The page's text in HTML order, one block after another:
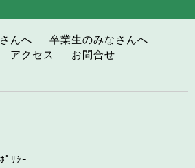
んへ
卒業生のみなさんへ
アクセス
お問合せ
ﾟﾘｼｰ